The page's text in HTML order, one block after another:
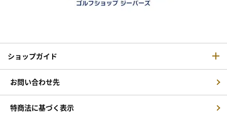
ショップガイド
お問い合わせ先
特商法に基づく表示